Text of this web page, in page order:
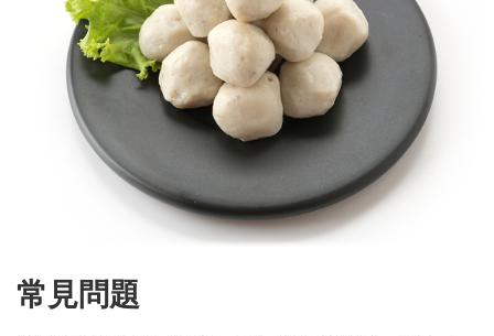
常見問題